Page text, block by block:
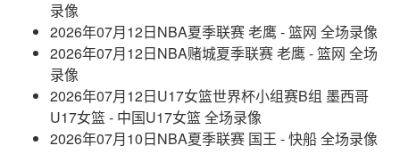
录像
2026年07月12日NBA夏季联赛 老鹰 - 篮网 全场录像
2026年07月12日NBA赌城夏季联赛 老鹰 - 篮网 全场
录像
2026年07月12日U17女篮世界杯小组赛B组 墨西哥
U17女篮 - 中国U17女篮 全场录像
2026年07月10日NBA夏季联赛 国王 - 快船 全场录像